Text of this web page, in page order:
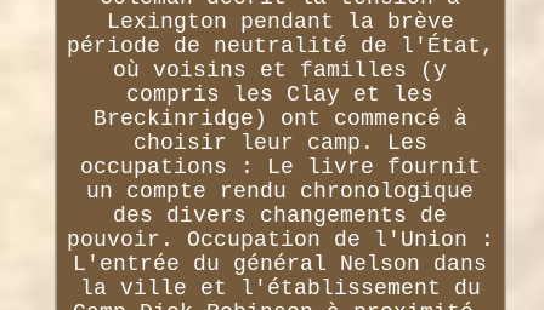
Lexington pendant la brève
période de neutralité de l'État,
où voisins et familles (y
compris les Clay et les
Breckinridge) ont commencé à
choisir leur camp. Les
occupations : Le livre fournit
un compte rendu chronologique
des divers changements de
pouvoir. Occupation de l'Union :
L'entrée du général Nelson dans
la ville et l'établissement du